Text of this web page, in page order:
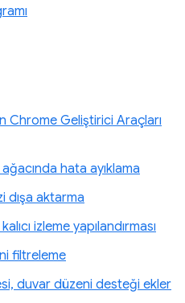
Chrome Geliştirici Araçları
ağacında hata ayıklama
dışa aktarma
izleme yapılandırması
filtreleme
duvar düzeni desteği ekler